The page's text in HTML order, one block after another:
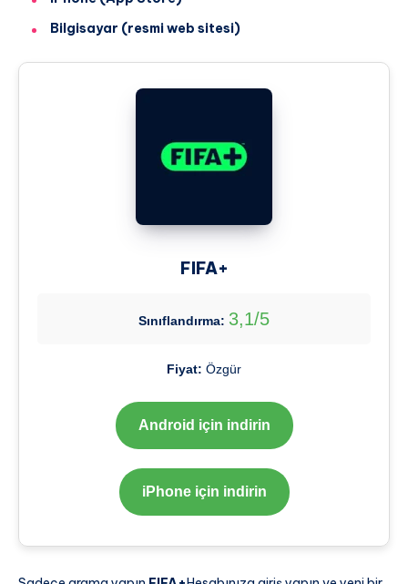
Bilgisayar (resmi web sitesi)
FIFA+
Sınıflandırma: 3,1/5
Fiyat: Özgür
Android için indirin
iPhone için indirin